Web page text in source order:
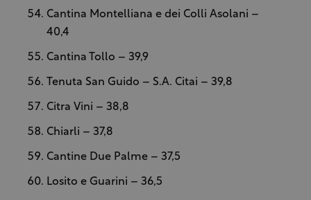
Cantina Montelliana e dei Colli Asolani –
40,4
Cantina Tollo – 39,9
Tenuta San Guido – S.A. Citai – 39,8
Citra Vini – 38,8
Chiarli – 37,8
Cantine Due Palme – 37,5
Losito e Guarini – 36,5